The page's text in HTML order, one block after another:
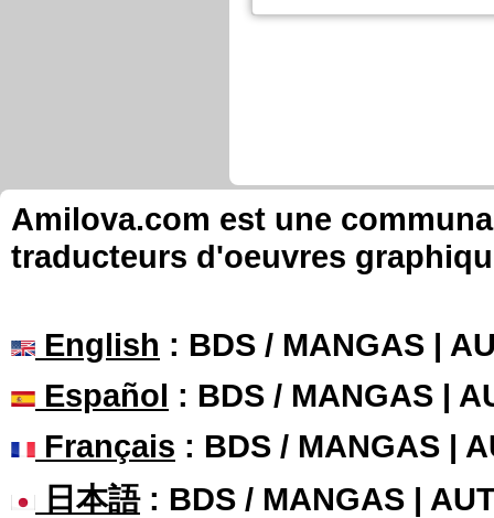
Amilova.com est une
traducteurs d'oeuvres
English : BDS / MANGAS |
Español : BDS / MANGAS |
Français : BDS / MANGAS |
日本語: BDS / MANGAS |